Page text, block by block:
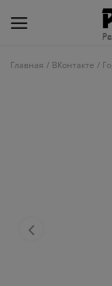
О рейтинге
Главная ВКонтакте